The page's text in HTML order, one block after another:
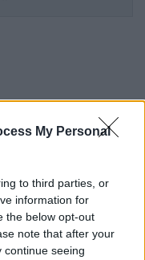
My Personal
to third parties, or
information for
the below opt-out
note that after your
continue seeing
hírekről a